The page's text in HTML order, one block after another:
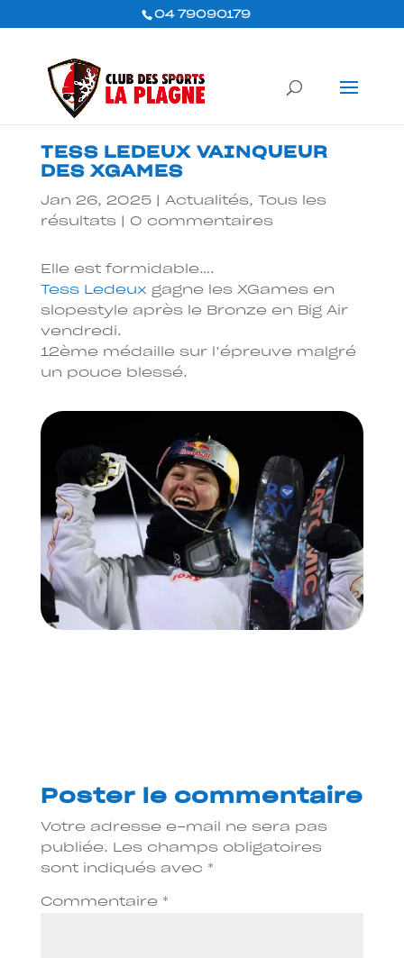
04 79090179
TESS LEDEUX VAINQUEUR
DES XGAMES
Jan 26, 2025| Actualités,
Tous les
résultats| 0 commentaires
Elle est formidable….
Tess Ledeux gagne les XGames en
slopestyle après le Bronze en Big Air
vendredi.
12ème médaille sur l’épreuve malgré
un pouce blessé.
Poster le commentaire
Votre adresse e-mail ne sera pas
publiée. Les champs obligatoires
sont indiqués avec *
Commentaire *